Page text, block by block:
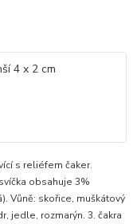
s reliéfem čaker.
obsahuje 3%
Vůně: skořice, muškátový
jedle, rozmarýn. 3. čakra